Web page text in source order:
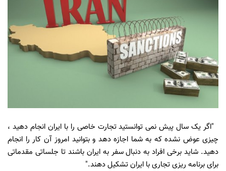
"اگر یک سال پیش نمی توانستید تجارت خاصی را با ایران انجام دهید ،
چیزی عوض نشده که به شما اجازه دهد و بتوانید امروز آن کار را انجام
دهید. شاید برخی افراد به دنبال سفر به ایران باشند تا جلساتی مقدماتی
برای برنامه ریزی تجاری با ایران تشکیل دهند."